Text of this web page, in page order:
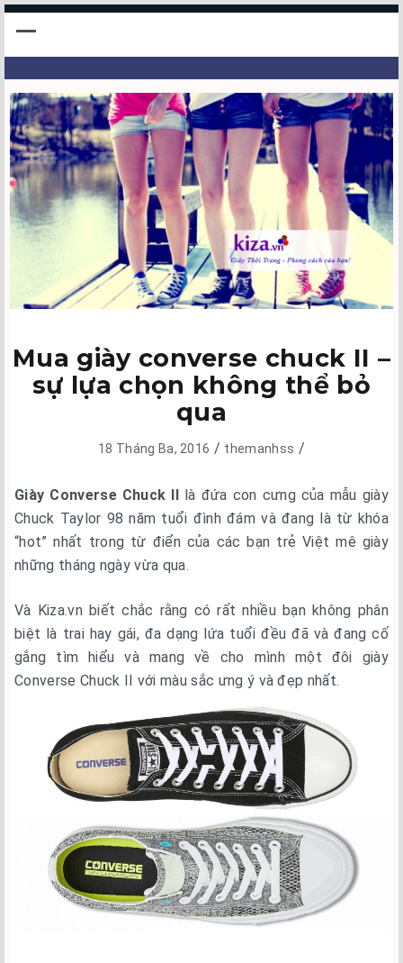
Mua giày converse chuck II –
sự lựa chọn không thể bỏ
qua
18 Tháng Ba, 2016 / themanhss /
Giày Converse Chuck II
là đứa con cưng của mẫu giày
Chuck Taylor 98 năm tuổi đình đám và đang là từ khóa
“hot” nhất trong từ điển của các bạn trẻ Việt mê giày
những tháng ngày vừa qua.
Và Kiza.vn biết chắc rằng có rất nhiều bạn không phân
biệt là trai hay gái, đa dạng lứa tuổi đều đã và đang cố
gắng tìm hiểu và mang về cho mình một đôi giày
Converse Chuck II với màu sắc ưng ý và đẹp nhất.